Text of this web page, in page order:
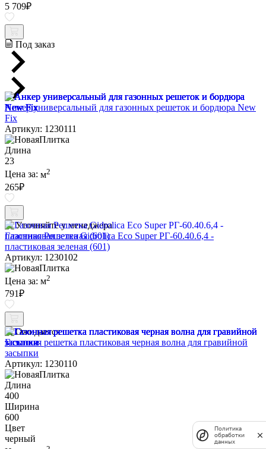
5 709₽
Под заказ
Анкер универсальный для газонных решеток и бордюра New
Fix
Артикул: 1230111
Длина
23
Цена за: м2
265₽
Уточняйте у менеджера
Газонная Решетка Gidrolica Eco Super РГ-60.40.6,4 -
пластиковая зеленая (601)
Артикул: 1230102
Цена за: м2
791₽
Ожидается
Газонная решетка пластиковая черная волна для гравийной
засыпки
Артикул: 1230110
Длина
400
Ширина
600
Цвет
черный
Политика
обработки
данных